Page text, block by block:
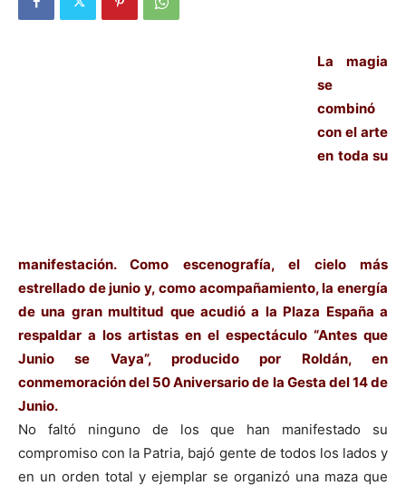
La magia
se
combinó
con el arte
en toda su
manifestación. Como escenografía, el cielo más
estrellado de junio y, como acompañamiento, la energía
de una gran multitud que acudió a la Plaza España a
respaldar a los artistas en el espectáculo “Antes que
Junio se Vaya”, producido por Roldán, en
conmemoración del 50 Aniversario de la Gesta del 14 de
Junio.
No faltó ninguno de los que han manifestado su
compromiso con la Patria, bajó gente de todos los lados y
en un orden total y ejemplar se organizó una maza que